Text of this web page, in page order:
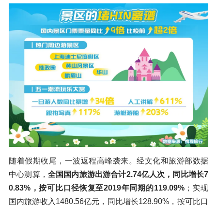
随着假期收尾，一波返程高峰袭来。经文化和旅游部数据
中心测算， 全国国内旅游出游合计2.74亿人次，同比增长7
0.83%，按可比口径恢复至2019年同期的119.09%；实现
国内旅游收入1480.56亿元，同比增长128.90%，按可比口